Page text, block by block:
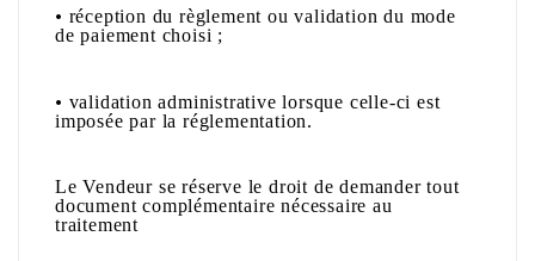
• réception du règlement ou validation du mode
de paiement choisi ;
• validation administrative lorsque celle-ci est
imposée par la réglementation.
Le Vendeur se réserve le droit de demander tout
document complémentaire nécessaire au
traitement